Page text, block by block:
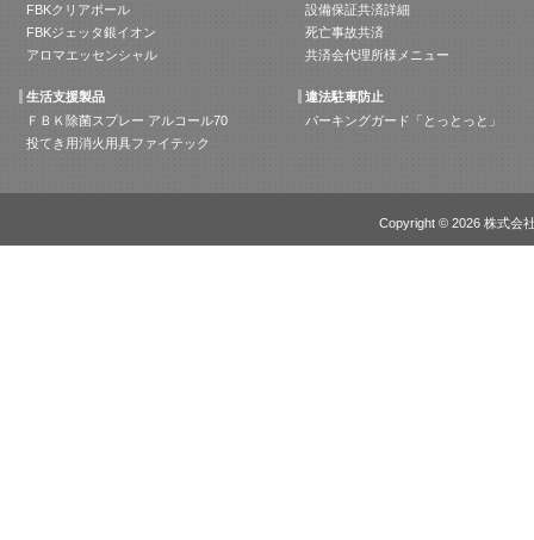
FBKクリアボール
FBKジェッタ銀イオン
アロマエッセンシャル
生活支援製品
ＦＢＫ除菌スプレー アルコール70
投てき用消火用具ファイテック
設備保証共済詳細
死亡事故共済
共済会代理所様メニュー
違法駐車防止
パーキングガード「とっとっと」
Copyright © 2026 株式会